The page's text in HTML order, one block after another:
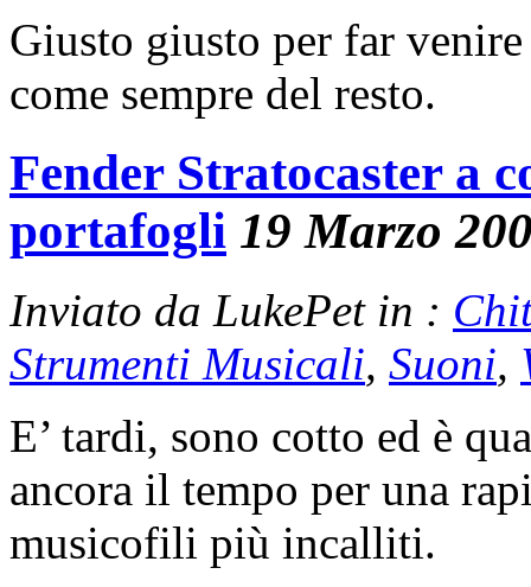
Giusto giusto per far
come sempre del resto.
Fender Stratocaster a
portafogli 19 Marzo
Inviato da LukePet in :
Strumenti Musicali, Suoni,
E’ tardi, sono cotto ed è
ancora il tempo per una
musicofili più incalliti.